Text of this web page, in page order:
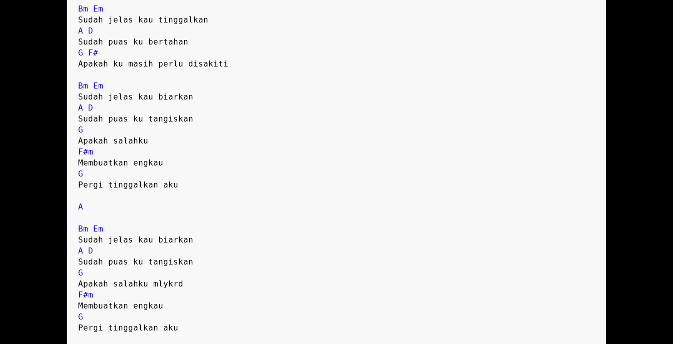
Bm
Em
A
D
G
F#
Apakah ku masih perlu disakiti
Bm
Em
A
D
G
F#m
G
Pergi tinggalkan aku
A
Bm
Em
A
D
G
F#m
G
Pergi tinggalkan aku